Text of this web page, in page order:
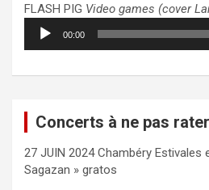
FLASH PIG Video games (cover
Lecteur
audio
00:00
Concerts à ne pas rater
27 JUIN 2024 Chambéry Estivales
Sagazan » gratos